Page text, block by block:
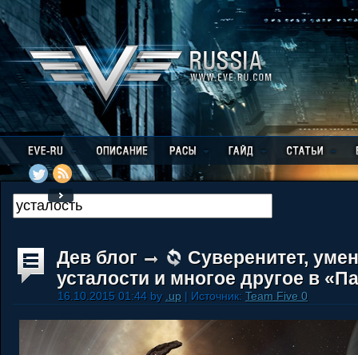
Дев блог
Суверенитет,
усталости и многое другое в
16.10.2015 01:44 by .up | Источник: Team Five 0